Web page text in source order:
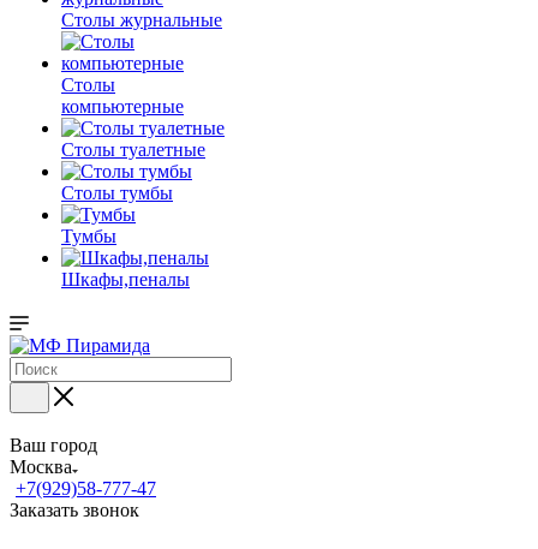
Столы журнальные
Столы
компьютерные
Столы туалетные
Столы тумбы
Тумбы
Шкафы,пеналы
Ваш город
Москва
+7(929)58-777-47
Заказать звонок